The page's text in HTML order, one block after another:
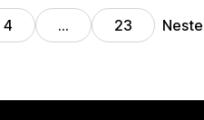
4 … 23 Neste